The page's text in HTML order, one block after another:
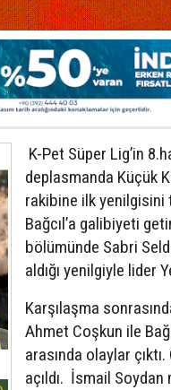
K-Pet Süper Lig’in
deplasmanda Küçük
rakibine ilk yenilgisini
Bağcıl’a galibiyeti
bölümünde Sabri
aldığı yenilgiyle lider
Karşılaşma
Ahmet Coşkun ile
arasında olaylar
açıldı. İsmail